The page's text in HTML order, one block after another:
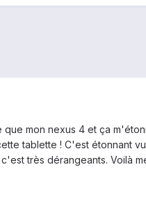
mon nexus 4 et ça
tablette ! C'est étonnant
très dérangeants. Voilà